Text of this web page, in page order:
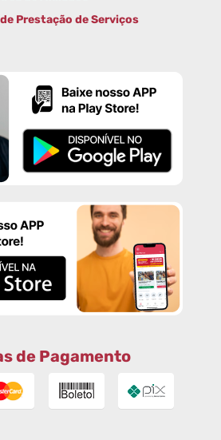
Prestação de Serviços
de Pagamento